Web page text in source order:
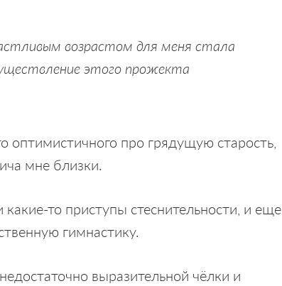
возрастом для меня стала
этого прожекта
оптимистичного про грядущую старость,
мне близки.
то приступы стеснительности, и еще
гимнастику.
выразительной чёлки и